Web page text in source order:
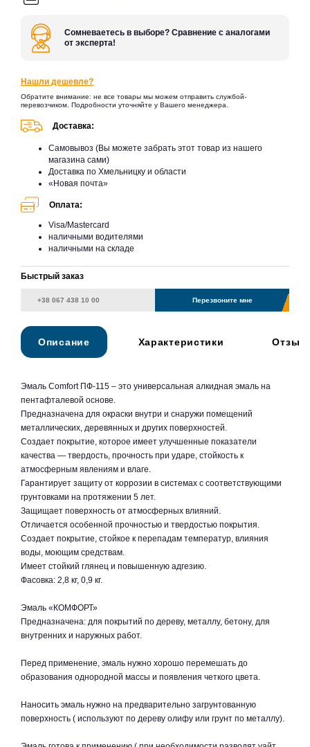
Сомневаетесь в выборе? Сравнение с аналогами
от эксперта!
Нашли дешевле?
Обратите внимание: не все товары мы можем отправить службой-
перевозчиком. Подробности уточняйте у Вашего менеджера.
Доставка:
Самовывоз (Вы можете забрать этот товар из нашего
магазина сами)
Доставка по Хмельницку и области
«Новая почта»
Оплата:
Visa/Mastercard
наличными водителями
наличными на складе
Быстрый заказ
Перезвоните мне
Описание Характеристики
Эмаль Comfort ПФ-115 – это универсальная алкидная эмаль на
пентафталевой основе.
Предназначена для окраски внутри и снаружи помещений
металлических, деревянных и других поверхностей.
Создает покрытие, которое имеет улучшенные показатели
качества — твердость, прочность при ударе, стойкость к
атмосферным явлениям и влаге.
Гарантирует защиту от коррозии в системах с соответствующими
грунтовками на протяжении 5 лет.
Защищает поверхность от атмосферных влияний.
Отличается особенной прочностью и твердостью покрытия.
Создает покрытие, стойкое к перепадам температур, влияния
воды, моющим средствам.
Имеет стойкий глянец и повышенную адгезию.
Фасовка: 2,8 кг, 0,9 кг.
Эмаль «КОМФОРТ»
Предназначена: для покрытий по дереву, металлу, бетону, для
внутренних и наружных работ.
Перед применение, эмаль нужно хорошо перемешать до
образования однородной массы и появления четкого цвета.
Наносить эмаль нужно на предварительно загрунтованную
поверхность ( используют по дереву олифу или грунт по металлу).